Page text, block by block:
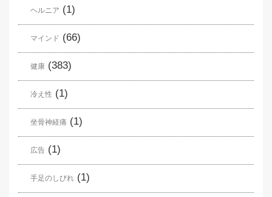
ヘルニア (1)
マインド (66)
健康 (383)
冷え性 (1)
坐骨神経痛 (1)
広告 (1)
手足のしびれ (1)